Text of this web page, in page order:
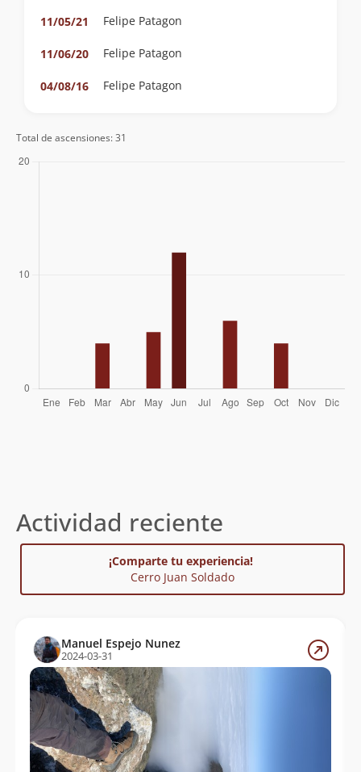
11/05/21
Felipe Patagon
11/06/20 Felipe Patagon
04/08/16 Felipe Patagon
Manuel Rivera Cortés
Total de ascensiones: 31
Actividad reciente
¡Comparte tu experiencia!
Cerro Juan Soldado
Manuel Espejo Nunez
2024-03-31